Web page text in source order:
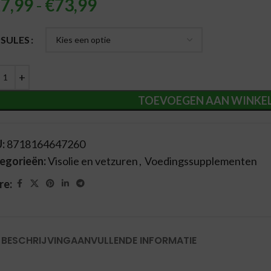
- €73,99
TOEVOEGEN AAN
8718164647260
Visolie en vetzuren, Voedingssupplementen
BESCHRIJVINGAANVULLENDE INFORMATIE